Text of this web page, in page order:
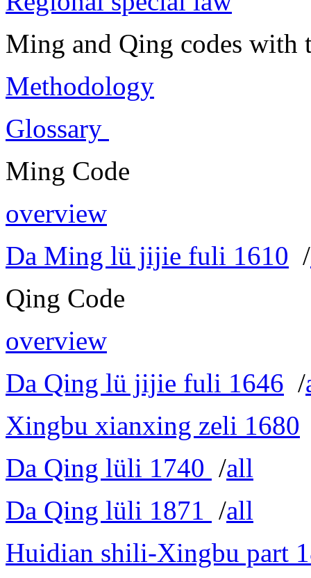
Ming and Qing codes with
Methodology
Glossary
Ming Code
overview
Da Ming lü jijie fuli 1610 /
Qing Code
overview
Da Qing lü jijie fuli 1646 /
Xingbu xianxing zeli 1680
Da Qing lüli 1740 /all
Da Qing lüli 1871 /all
Huidian shili-Xingbu part